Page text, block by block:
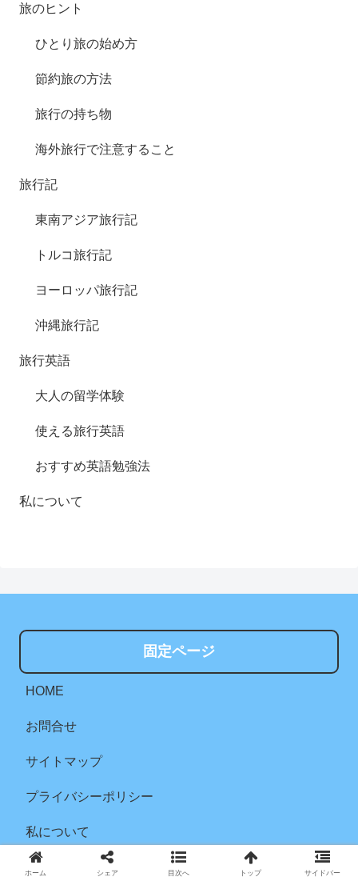
旅のヒント
ひとり旅の始め方
節約旅の方法
旅行の持ち物
海外旅行で注意すること
旅行記
東南アジア旅行記
トルコ旅行記
ヨーロッパ旅行記
沖縄旅行記
旅行英語
大人の留学体験
使える旅行英語
おすすめ英語勉強法
私について
固定ページ
HOME
お問合せ
サイトマップ
プライバシーポリシー
私について
ホーム シェア 目次へ トップ サイドバー